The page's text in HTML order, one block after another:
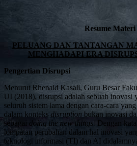
Resume Materi
PELUANG DAN TANTANGAN
MENGHADAPI ERA
Pengertian Disrupsi
Menurut Rhenald Kasali, Guru Besar
UI (2018), disrupsi adalah sebuah inovasi
seluruh sistem lama dengan cara-cara
dalam konteks disruption bukan inovasi
sebagai
doing the new things. Dengan
lompatan perubahan dalam hal inovasi
teknologi informasi (TI) dan AI